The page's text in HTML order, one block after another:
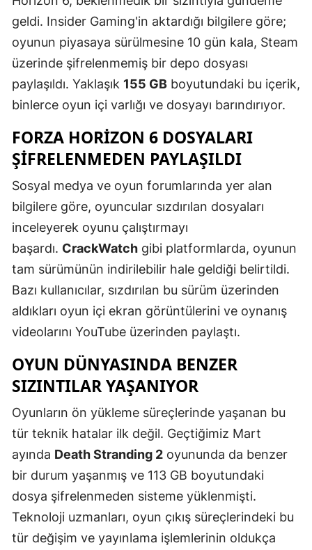
Erzincan
Erzurum
Gaziantep
Hakkari
Hatay
Mersin
İstanbul
Kayseri
Kırklareli
Konya
geldi. Insider Gaming'in aktardığı bilgilere göre;
oyunun piyasaya sürülmesine 10 gün kala, Steam
üzerinde şifrelenmemiş bir depo dosyası
paylaşıldı. Yaklaşık 155 GB boyutundaki bu içerik,
binlerce oyun içi varlığı ve dosyayı barındırıyor.
FORZA HORIZON 6 DOSYALARI
ŞIFRELENMEDEN PAYLAŞILDI
Sosyal medya ve oyun forumlarında yer alan
bilgilere göre, oyuncular sızdırılan dosyaları
inceleyerek oyunu çalıştırmayı
başardı. CrackWatch gibi platformlarda, oyunun
tam sürümünün indirilebilir hale geldiği belirtildi.
Bazı kullanıcılar, sızdırılan bu sürüm üzerinden
aldıkları oyun içi ekran görüntülerini ve oynanış
videolarını YouTube üzerinden paylaştı.
OYUN DÜNYASINDA BENZER
SIZINTILAR YAŞANIYOR
Oyunların ön yükleme süreçlerinde yaşanan bu
tür teknik hatalar ilk değil. Geçtiğimiz Mart
ayında Death Stranding 2 oyununda da benzer
bir durum yaşanmış ve 113 GB boyutundaki
dosya şifrelenmeden sisteme yüklenmişti.
Teknoloji uzmanları, oyun çıkış süreçlerindeki bu
tür değişim ve yayınlama işlemlerinin oldukça